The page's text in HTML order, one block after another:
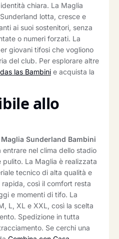
chiara. La Maglia
lotta, cresce e
ai suoi sostenitori, senza
o numeri forzati. La
giovani tifosi che vogliono
del club. Per esplorare altre
las Bambini e acquista la
allo
Maglia Sunderland Bambini
nel clima dello stadio
La Maglia è realizzata
tecnico di alta qualità e
così il comfort resta
e momenti di tifo. La
L, XL e XXL, così la scelta
Spedizione in tutta
Se cerchi una